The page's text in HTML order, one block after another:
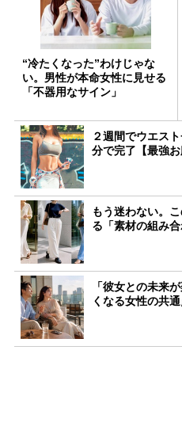
“冷たくなった”わけじゃな
い。男性が本命女性に見せる
「不器用なサイン」
２週間でウエス
分で完了【最強お
もう迷わない。
る「素材の組み
「彼女との未来
くなる女性の共